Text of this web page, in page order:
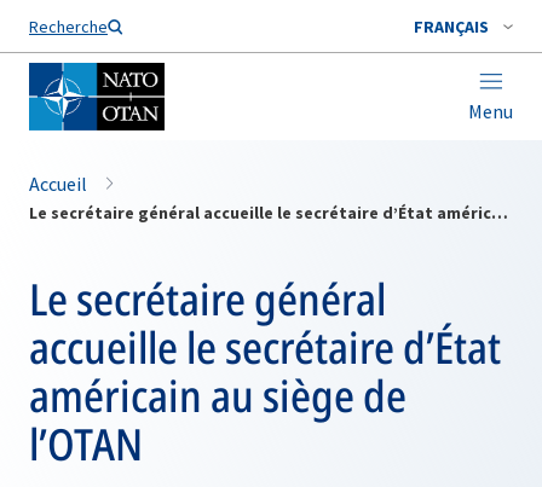
Recherche FRANÇAIS
Menu
Nom de famille*
Accueil
Le secrétaire général accueille le secrétaire d’État américain au siège de l’OTAN
Le secrétaire général
accueille le secrétaire d’État
américain au siège de
l’OTAN